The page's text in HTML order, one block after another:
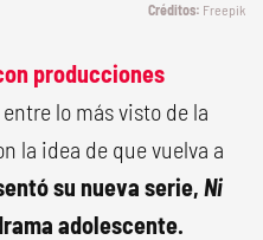
Freepik
producciones
lo más visto de la
la idea de que vuelva a
su nueva serie, Ni
adolescente.